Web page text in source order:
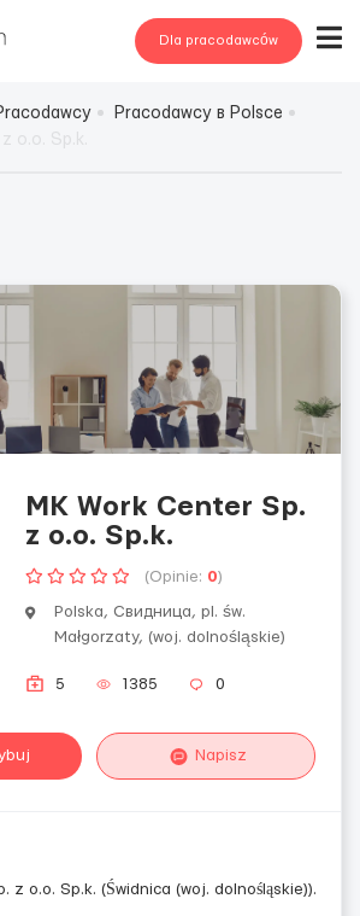
Dla pracodawców
Pracodawcy в Polsce
MK Work Center Sp.
z o.o. Sp.k.
(Opinie: 0)
Polska, Свидница, pl. św.
Małgorzaty, (woj. dolnośląskie)
5 1385 0
Napisz
z o.o. Sp.k. (Świdnica (woj. dolnośląskie)).